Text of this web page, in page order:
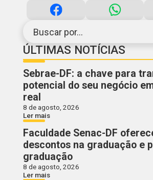
Buscar por...
ÚLTIMAS NOTÍCIAS
Sebrae-DF: a chave para
potencial do seu negócio
real
8 de agosto, 2026
Ler mais
Faculdade Senac-DF
descontos na graduação e
graduação
8 de agosto, 2026
Ler mais